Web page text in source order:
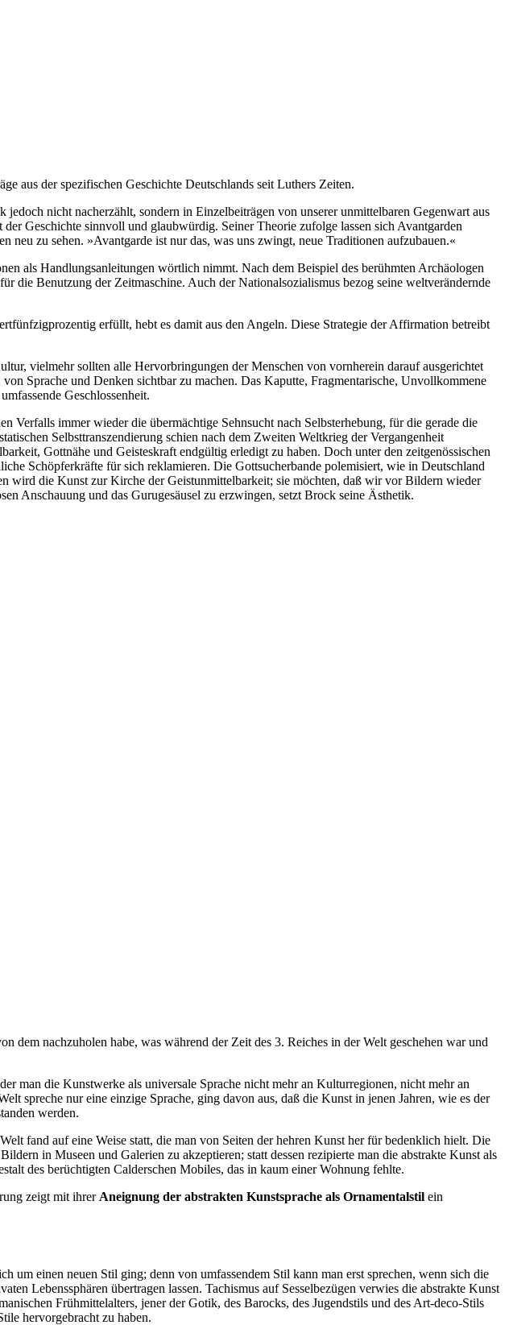
aus der spezifischen Geschichte Deutschlands seit Luthers Zeiten.
nicht nacherzählt, sondern in Einzelbeiträgen von unserer unmittelbaren Gegenwart aus
Geschichte sinnvoll und glaubwürdig. Seiner Theorie zufolge lassen sich Avantgarden
zu sehen. »Avantgarde ist nur das, was uns zwingt, neue Traditionen aufzubauen.«
als Handlungsanleitungen wörtlich nimmt. Nach dem Beispiel des berühmten Archäologen
die Benutzung der Zeitmaschine. Auch der Nationalsozialismus bezog seine weltverändernde
erfüllt, hebt es damit aus den Angeln. Diese Strategie der Affirmation betreibt
vielmehr sollten alle Hervorbringungen der Menschen von vornherein darauf ausgerichtet
Sprache und Denken sichtbar zu machen. Das Kaputte, Fragmentarische, Unvollkommene
Geschlossenheit.
Verfalls immer wieder die übermächtige Sehnsucht nach Selbsterhebung, für die gerade die
Selbsttranszendierung schien nach dem Zweiten Weltkrieg der Vergangenheit
Gottnähe und Geisteskraft endgültig erledigt zu haben. Doch unter den zeitgenössischen
Schöpferkräfte für sich reklamieren. Die Gottsucherbande polemisiert, wie in Deutschland
wird die Kunst zur Kirche der Geistunmittelbarkeit; sie möchten, daß wir vor Bildern wieder
Anschauung und das Gurugesäusel zu erzwingen, setzt Brock seine Ästhetik.
dem nachzuholen habe, was während der Zeit des 3. Reiches in der Welt geschehen war und
man die Kunstwerke als universale Sprache nicht mehr an Kulturregionen, nicht mehr an
spreche nur eine einzige Sprache, ging davon aus, daß die Kunst in jenen Jahren, wie es der
werden.
fand auf eine Weise statt, die man von Seiten der hehren Kunst her für bedenklich hielt. Die
in Museen und Galerien zu akzeptieren; statt dessen rezipierte man die abstrakte Kunst als
des berüchtigten Calderschen Mobiles, das in kaum einer Wohnung fehlte.
zeigt mit ihrer Aneignung der abstrakten Kunstsprache als Ornamentalstil ein
um einen neuen Stil ging; denn von umfassendem Stil kann man erst sprechen, wenn sich die
Lebenssphären übertragen lassen. Tachismus auf Sesselbezügen verwies die abstrakte Kunst
Frühmittelalters, jener der Gotik, des Barocks, des Jugendstils und des Art-deco-Stils
hervorgebracht zu haben.